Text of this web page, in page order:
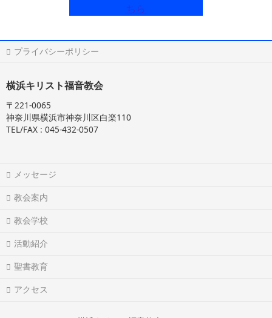
プライバシーポリシー
横浜キリスト福音教会
〒221-0065
神奈川県横浜市神奈川区白楽110
TEL/FAX : 045-432-0507
メッセージ
教会案内
教会学校
活動紹介
聖書教育
アクセス